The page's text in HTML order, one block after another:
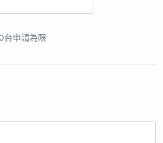
正。(4)請求停止蒐集、處理或利
人資料，若您選擇不提供個人資料
接或間接以不正常手法進行網路註
贈品資格，並保留法律追訴權。
現發票日期、購買通路、購買品項不
台申請為限